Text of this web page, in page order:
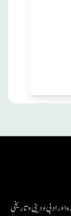
ادبی ودینی و تاریخی